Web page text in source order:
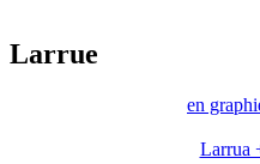
Larrue
en
Larrua